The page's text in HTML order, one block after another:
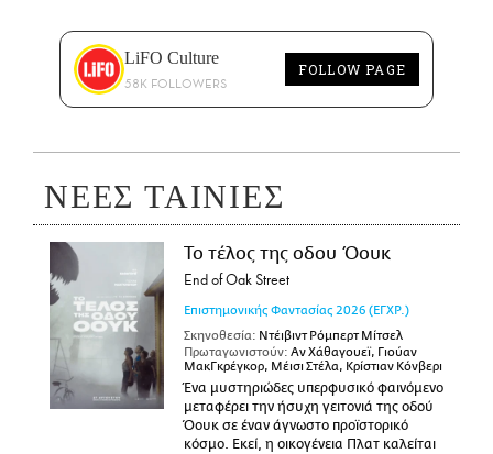
LiFO Culture
58K FOLLOWERS
FOLLOW PAGE
ΝΕΕΣ ΤΑΙΝΙΕΣ
Το τέλος της οδου Όουκ
End of Oak Street
Επιστημονικής Φαντασίας 2026 (ΕΓΧΡ.)
Σκηνοθεσία: Ντέιβιντ Ρόμπερτ Μίτσελ
Πρωταγωνιστούν: Αν Χάθαγουεϊ, Γιούαν
ΜακΓκρέγκορ, Μέισι Στέλα, Κρίστιαν Κόνβερι
Ένα μυστηριώδες υπερφυσικό φαινόμενο
μεταφέρει την ήσυχη γειτονιά της οδού
Όουκ σε έναν άγνωστο προϊστορικό
κόσμο. Εκεί, η οικογένεια Πλατ καλείται